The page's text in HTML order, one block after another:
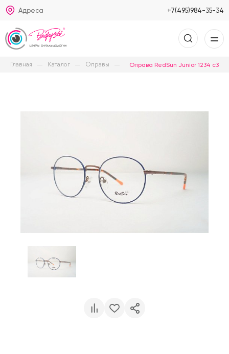
Адреса +7(495)984-35-34
Главная Каталог Оправы Оправа RedSun Junior 1234 c3